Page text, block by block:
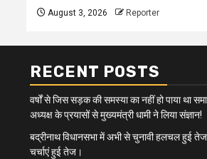
August 3, 2026 Reporter
RECENT POSTS
वर्षों से जिस सड़क की समस्या का नहीं हो पाया था
अध्यक्ष के प्रयासों से मुख्यमंत्री धामी ने लिया संज्ञान!
बद्रीनाथ विधानसभा में अभी से चुनावी हलचल हुई
चर्चाएं हुई तेज।